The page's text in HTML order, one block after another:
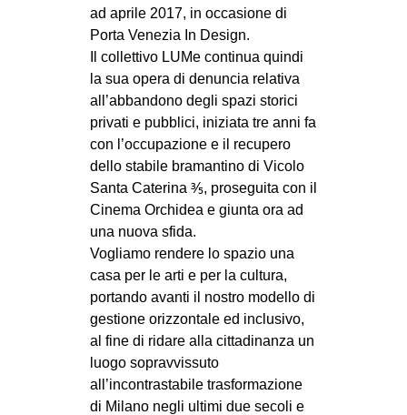
ad aprile 2017, in occasione di
Porta Venezia In Design.
Il collettivo LUMe continua quindi
la sua opera di denuncia relativa
all’abbandono degli spazi storici
privati e pubblici, iniziata tre anni fa
con l’occupazione e il recupero
dello stabile bramantino di Vicolo
Santa Caterina ⅗, proseguita con il
Cinema Orchidea e giunta ora ad
una nuova sfida.
Vogliamo rendere lo spazio una
casa per le arti e per la cultura,
portando avanti il nostro modello di
gestione orizzontale ed inclusivo,
al fine di ridare alla cittadinanza un
luogo sopravvissuto
all’incontrastabile trasformazione
di Milano negli ultimi due secoli e